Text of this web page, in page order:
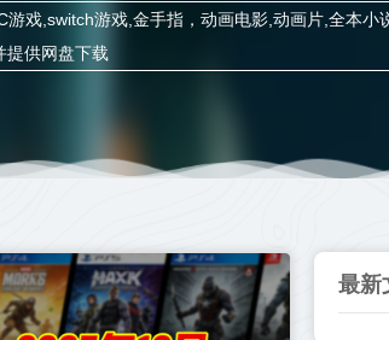
戏,switch游戏,金手指，动画电影,动画片,全本小
提供网盘下载
最新